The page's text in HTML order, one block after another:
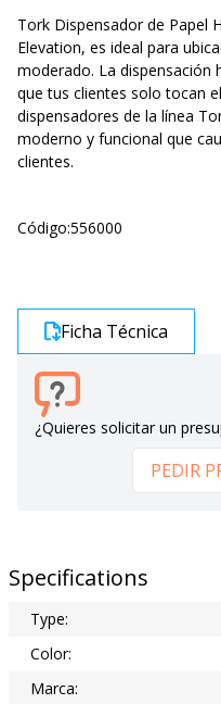
Tork Dispensador de Papel
Elevation, es ideal para
moderado. La dispensación
que tus clientes solo tocan
dispensadores de la línea
moderno y funcional que
clientes.
Código:556000
Ficha Técnica
¿Quieres solicitar un
PEDIR
Specifications
Type:
Color:
Marca: